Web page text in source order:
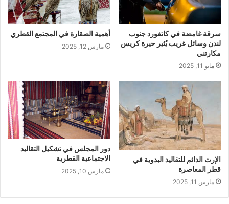
سرقة غامضة في كاتفورد جنوب
لندن وسائل غريب يُثير حيرة كريس
مكارتني
مايو 11, 2025
أهمية الصقارة في المجتمع القطري
مارس 12, 2025
الإرث الدائم للتقاليد البدوية في
قطر المعاصرة
مارس 11, 2025
دور المجلس في تشكيل التقاليد
الاجتماعية القطرية
مارس 10, 2025